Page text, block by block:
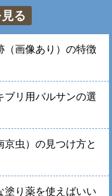
る
（画像あり）の特徴
ブリ用バルサンの選
虫）の見つけ方と
塗り薬を使えばいい